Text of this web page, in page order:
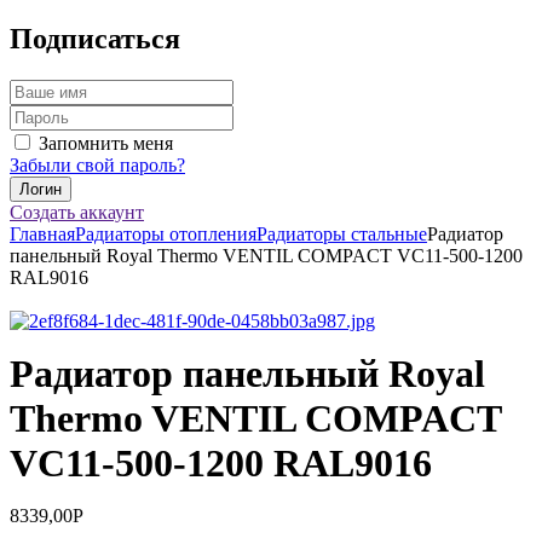
Подписаться
Запомнить меня
Забыли свой пароль?
Создать аккаунт
ГлавнаяРадиаторы отопленияРадиаторы стальныеРадиатор
панельный Royal Thermo VENTIL COMPACT VC11-500-1200
RAL9016
Радиатор панельный Royal
Thermo VENTIL COMPACT
VC11-500-1200 RAL9016
8339,00Р